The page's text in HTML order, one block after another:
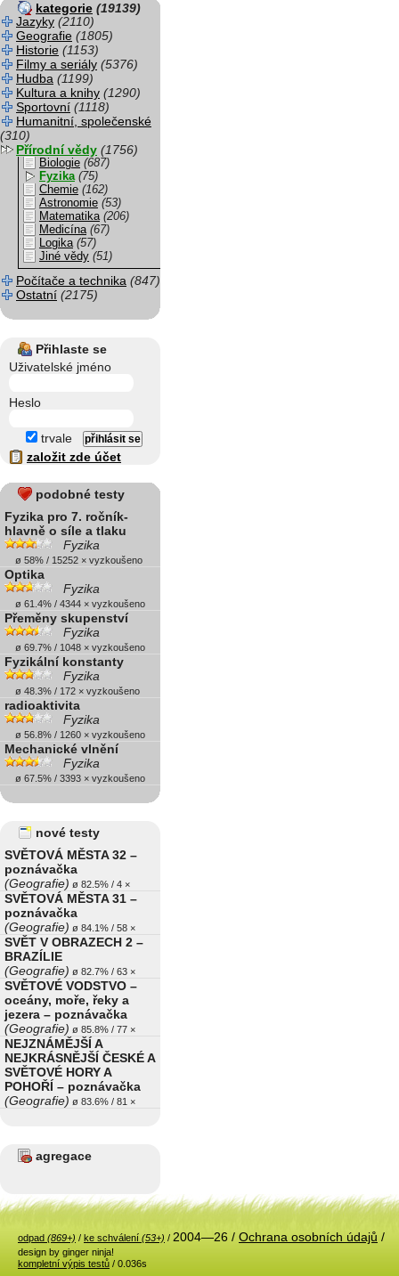
kategorie (19139)
Jazyky (2110)
Geografie (1805)
Historie (1153)
Filmy a seriály (5376)
Hudba (1199)
Kultura a knihy (1290)
Sportovní (1118)
Humanitní, společenské
(310)
Přírodní vědy (1756)
Biologie (687)
Fyzika (75)
Chemie (162)
Astronomie (53)
Matematika (206)
Medicína (67)
Logika (57)
Jiné vědy (51)
Počítače a technika (847)
Ostatní (2175)
Přihlaste se
Uživatelské jméno
Heslo
trvale
založit zde účet
podobné testy
Fyzika pro 7. ročník-
hlavně o síle a tlaku
Fyzika
ø 58% / 15252 × vyzkoušeno
Optika
Fyzika
ø 61.4% / 4344 × vyzkoušeno
Přeměny skupenství
Fyzika
ø 69.7% / 1048 × vyzkoušeno
Fyzikální konstanty
Fyzika
ø 48.3% / 172 × vyzkoušeno
radioaktivita
Fyzika
ø 56.8% / 1260 × vyzkoušeno
Mechanické vlnění
Fyzika
ø 67.5% / 3393 × vyzkoušeno
nové testy
SVĚTOVÁ MĚSTA 32 –
poznávačka
(Geografie) ø 82.5% / 4 ×
SVĚTOVÁ MĚSTA 31 –
poznávačka
(Geografie) ø 84.1% / 58 ×
SVĚT V OBRAZECH 2 –
BRAZÍLIE
(Geografie) ø 82.7% / 63 ×
SVĚTOVÉ VODSTVO –
oceány, moře, řeky a
jezera – poznávačka
(Geografie) ø 85.8% / 77 ×
NEJZNÁMĚJŠÍ A
NEJKRÁSNĚJŠÍ ČESKÉ A
SVĚTOVÉ HORY A
POHOŘÍ – poznávačka
(Geografie) ø 83.6% / 81 ×
agregace
odpad (869+) / ke schválení (53+) / 2004—26 / Ochrana osobních údajů /
design by ginger ninja!
kompletní výpis testů / 0.036s